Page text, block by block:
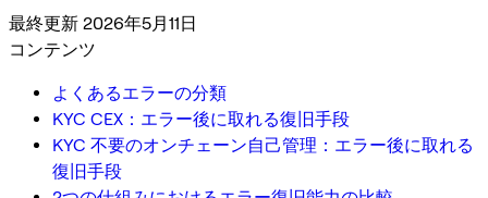
最終更新 2026年5月11日
コンテンツ
よくあるエラーの分類
KYC CEX：エラー後に取れる復旧手段
KYC 不要のオンチェーン自己管理：エラー後に取れる
復旧手段